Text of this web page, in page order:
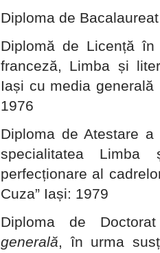
Diploma de
Diplomă de Licență
franceză, Limba și
Iași cu media
1976
Diploma de Atestare
specialitatea
perfecționare al
Cuza” Iași: 1979
Diploma de
generală, în urma